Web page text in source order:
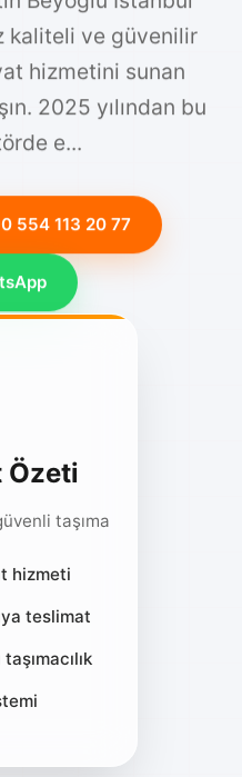
kaliteli ve güvenilir
hizmetini sunan
2025 yılından bu
e...
Özeti
taşıma
hizmeti
teslimat